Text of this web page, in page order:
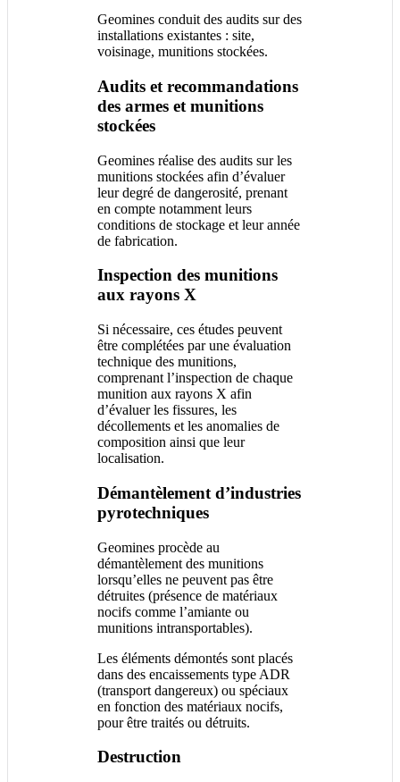
Geomines conduit des audits sur des
installations existantes : site,
voisinage, munitions stockées.
Audits et recommandations
des armes et munitions
stockées
Geomines réalise des audits sur les
munitions stockées afin d’évaluer
leur degré de dangerosité, prenant
en compte notamment leurs
conditions de stockage et leur année
de fabrication.
Inspection des munitions
aux rayons X
Si nécessaire, ces études peuvent
être complétées par une évaluation
technique des munitions,
comprenant l’inspection de chaque
munition aux rayons X afin
d’évaluer les fissures, les
décollements et les anomalies de
composition ainsi que leur
localisation.
Démantèlement d’industries
pyrotechniques
Geomines procède au
démantèlement des munitions
lorsqu’elles ne peuvent pas être
détruites (présence de matériaux
nocifs comme l’amiante ou
munitions intransportables).
Les éléments démontés sont placés
dans des encaissements type ADR
(transport dangereux) ou spéciaux
en fonction des matériaux nocifs,
pour être traités ou détruits.
Destruction